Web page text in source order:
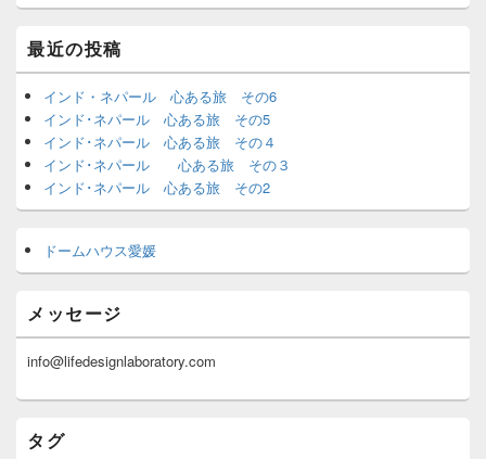
最近の投稿
インド・ネパール 心ある旅 その6
インド･ネパール 心ある旅 その5
インド･ネパール 心ある旅 その４
インド･ネパール 心ある旅 その３
インド･ネパール 心ある旅 その2
ドームハウス愛媛
メッセージ
info@lifedesignlaboratory.com
タグ